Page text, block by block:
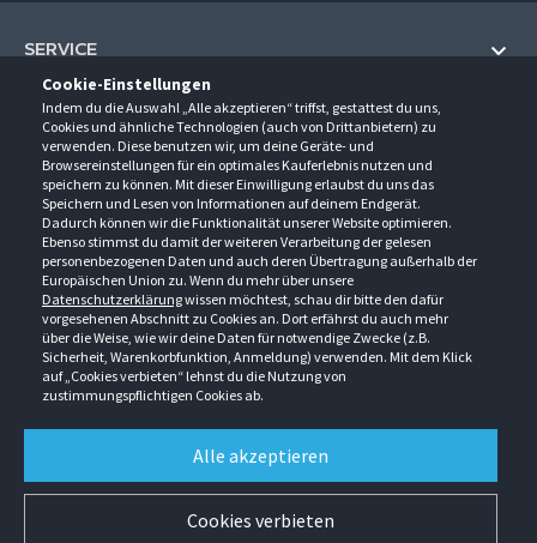
Cookie-Einstellungen
Indem du die Auswahl „Alle akzeptieren“ triffst, gestattest du uns,
Cookies und ähnliche Technologien (auch von Drittanbietern) zu
verwenden. Diese benutzen wir, um deine Geräte- und
Browsereinstellungen für ein optimales Kauferlebnis nutzen und
speichern zu können. Mit dieser Einwilligung erlaubst du uns das
Speichern und Lesen von Informationen auf deinem Endgerät.
Dadurch können wir die Funktionalität unserer Website optimieren.
Ebenso stimmst du damit der weiteren Verarbeitung der gelesen
personenbezogenen Daten und auch deren Übertragung außerhalb der
Europäischen Union zu. Wenn du mehr über unsere
Datenschutzerklärungwissen möchtest, schau dir bitte den dafür
vorgesehenen Abschnitt zu Cookies an. Dort erfährst du auch mehr
über die Weise, wie wir deine Daten für notwendige Zwecke (z.B.
Sicherheit, Warenkorbfunktion, Anmeldung) verwenden. Mit dem Klick
auf „Cookies verbieten“ lehnst du die Nutzung von
zustimmungspflichtigen Cookies ab.
Alle akzeptieren
Cookies verbieten
SERVICE
Hilfe und Information
Fragen und Antworten (FAQ)
Kontakt
Newsletter
Events
Downloads
Kataloge
UNTERNEHMEN
Über uns
Anfahrt
Ansprechpartner
Außendienstbesuch
Jobs & Ausbildung
Retouren/Reklamationen
KONTAKT
Gröner-Schulze GmbH
Sarirstraße 5
12529 Schönefeld
Berlin-Schönefeld: +49 30 68 29 54-0
Saerbeck: +49 2574 88750-0
Weißenhorn: +49 731 3982-0
info@groener-schulze.com
ÖFFNUNGSZEITEN
Montag - Donnerstag
9:00 - 17:00
Freitag
9:00 - 15:00
FOLGE UNS
AGB Datenschutzbestimmungen Impressum
Alle Rechte vorbehalten. © Gröner-Schulze GmbH 2026 Verkauf nur an Unternehmer,